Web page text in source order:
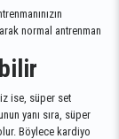
normal antrenman
ise, süper set
yanı sıra, süper
Böylece kardiyo